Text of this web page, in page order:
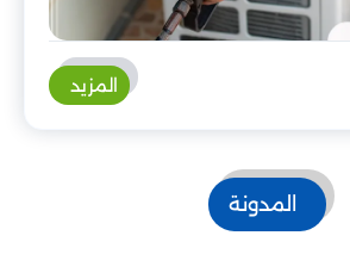
المزيد
المدونة